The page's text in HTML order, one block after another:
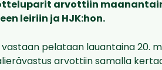
arvottiin
leiriin ja HJK:hon.
pelataan lauantaina 20.
arvottiin samalla